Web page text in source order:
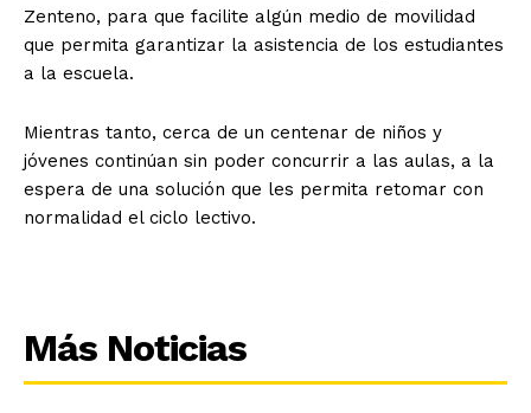
Zenteno, para que facilite algún medio de movilidad
que permita garantizar la asistencia de los estudiantes
a la escuela.
Mientras tanto, cerca de un centenar de niños y
jóvenes continúan sin poder concurrir a las aulas, a la
espera de una solución que les permita retomar con
normalidad el ciclo lectivo.
Más Noticias